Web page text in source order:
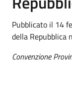
Pubblicato il 14
della Repubblica
Convenzione